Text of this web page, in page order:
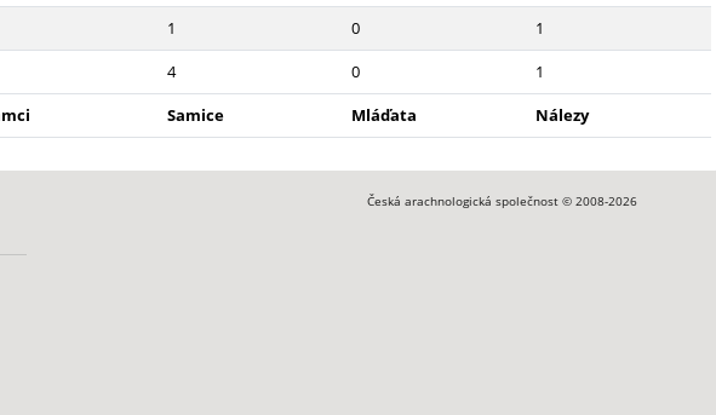
1 0
1
4 0
1
Samice Mláďata Nálezy
Česká arachnologická společnost © 2008-2026